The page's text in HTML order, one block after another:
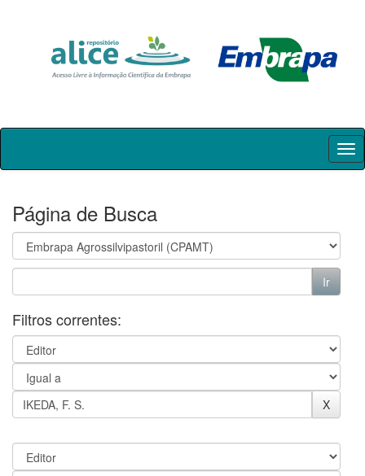
Skip
Página de Busca
Filtros correntes: